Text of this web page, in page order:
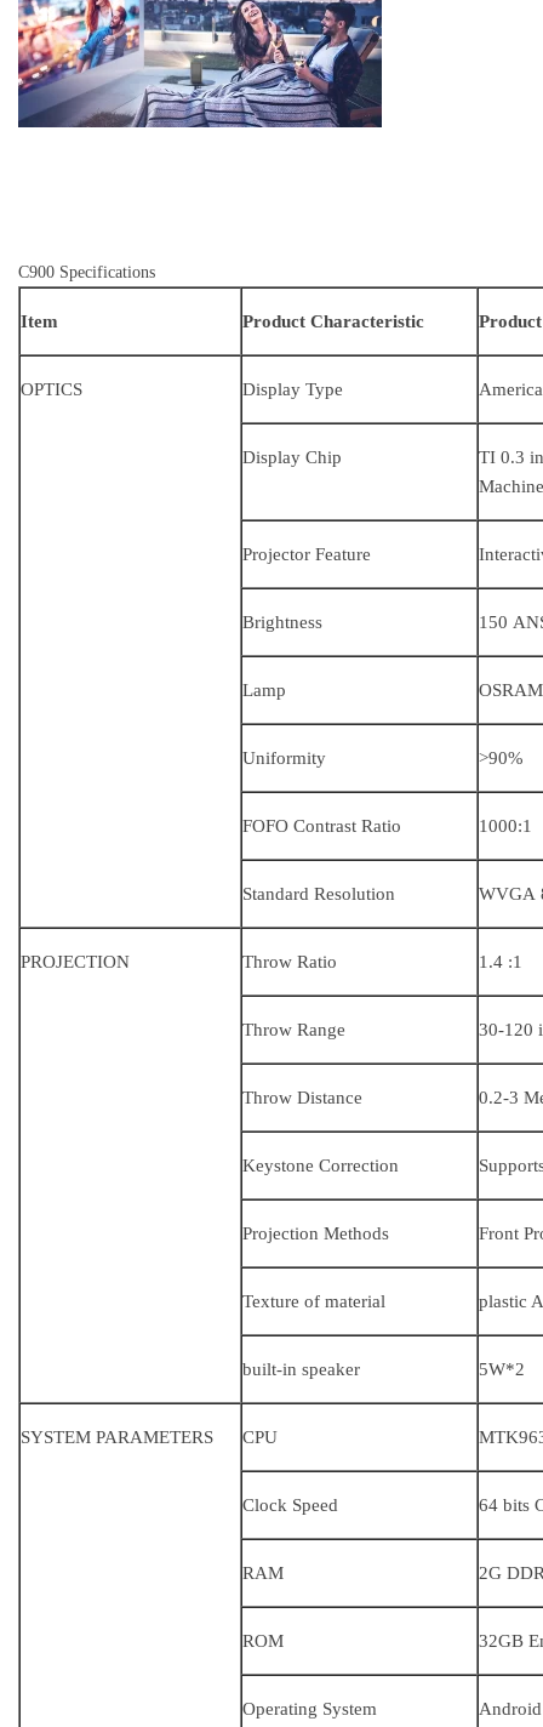
C900 Specifications
Item Product Characteristic
OPTICS Display Type
Display Chip
TI 0.3
Projector Feature
Brightness 150
Lamp
Uniformity >90%
FOFO Contrast Ratio 1000:1
Standard Resolution WVGA
PROJECTION Throw Ratio 1.4 :1
Throw Range 30-120
Throw Distance 0.2-3
Keystone Correction
Projection Methods Front
Texture of material plastic
built-in speaker 5W*2
SYSTEM PARAMETERS CPU
Clock Speed 64 bits
RAM 2G
ROM 32GB
Operating System